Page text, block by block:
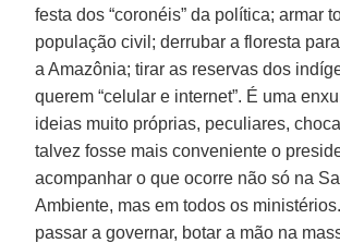
festa dos “coronéis” da política; armar
população civil; derrubar a floresta
a Amazônia; tirar as reservas dos
querem “celular e internet”. É uma
ideias muito próprias, peculiares,
talvez fosse mais conveniente o
acompanhar o que ocorre não só na
Ambiente, mas em todos os
passar a governar, botar a mão na